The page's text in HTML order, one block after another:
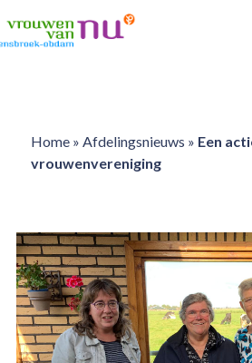
Home» Afdelingsnieuws » Een
vrouwenvereniging